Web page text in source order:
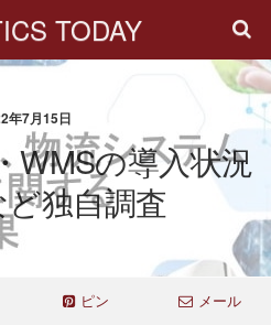
TODAY
年7月15日
WMSの導入状況
独自調査
ピン メール